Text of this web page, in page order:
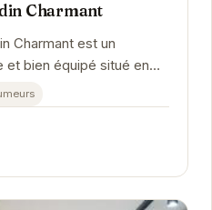
Charmant
Charmant est un
bien équipé situé en
offre un accès facile